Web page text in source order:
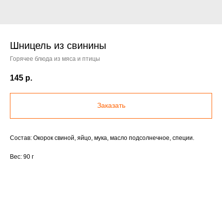
Шницель из свинины
Горячее блюда из мяса и птицы
145 р.
Заказать
Состав: Окорок свиной, яйцо, мука, масло подсолнечное, специи.
Вес: 90 г